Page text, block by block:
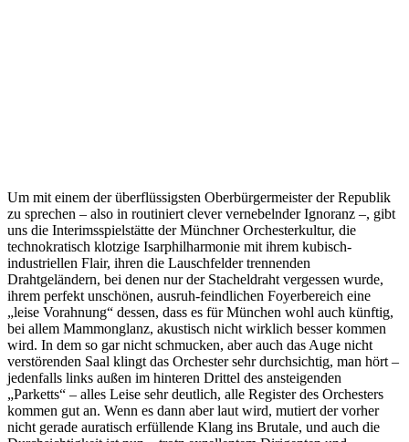
Um mit einem der überflüssigsten Oberbürgermeister der Republik
zu sprechen – also in routiniert clever vernebelnder Ignoranz –, gibt
uns die Interimsspielstätte der Münchner Orchesterkultur, die
technokratisch klotzige Isarphilharmonie mit ihrem kubisch-
industriellen Flair, ihren die Lauschfelder trennenden
Drahtgeländern, bei denen nur der Stacheldraht vergessen wurde,
ihrem perfekt unschönen, ausruh-feindlichen Foyerbereich eine
„leise Vorahnung“ dessen, dass es für München wohl auch künftig,
bei allem Mammonglanz, akustisch nicht wirklich besser kommen
wird. In dem so gar nicht schmucken, aber auch das Auge nicht
verstörenden Saal klingt das Orchester sehr durchsichtig, man hört –
jedenfalls links außen im hinteren Drittel des ansteigenden
„Parketts“ – alles Leise sehr deutlich, alle Register des Orchesters
kommen gut an. Wenn es dann aber laut wird, mutiert der vorher
nicht gerade auratisch erfüllende Klang ins Brutale, und auch die